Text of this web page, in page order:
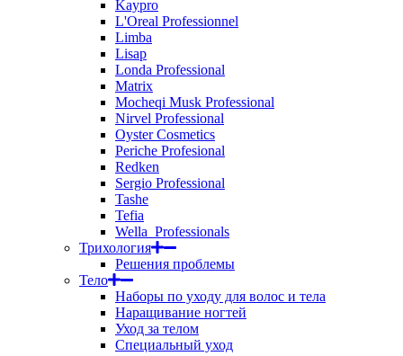
Kaypro
L'Oreal Professionnel
Limba
Lisap
Londa Professional
Matrix
Mocheqi Musk Professional
Nirvel Professional
Oyster Cosmetics
Periche Profesional
Redken
Sergio Professional
Tashe
Tefia
Wella_Professionals
Трихология
Решения проблемы
Тело
Наборы по уходу для волос и тела
Наращивание ногтей
Уход за телом
Специальный уход